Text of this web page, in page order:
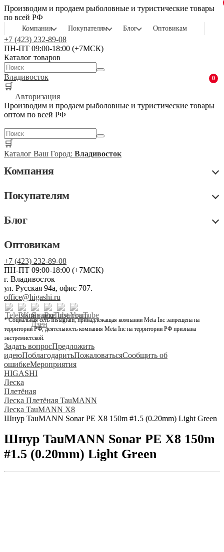
Производим и продаем рыболовные и туристические товары
по всей РФ
Компания Покупателям Блог Оптовикам
+7 (423) 232-89-08
ПН-ПТ 09:00-18:00 (+7МСК)
Каталог товаров
Владивосток
🛒
0
Авторизация
Производим и продаем рыболовные и туристические товары
оптом по всей РФ
🛒
Каталог Ваш Город: Владивосток
Компания
Покупателям
Блог
Оптовикам
+7 (423) 232-89-08
ПН-ПТ 09:00-18:00 (+7МСК)
г. Владивосток
ул. Русская 94а, офис 707.
office@higashi.ru
* Социальная сеть Instagram, принадлежащая компании Meta Inc запрещена на
территории РФ, деятельность компания Meta Inc на территории РФ признана
экстремистской.
Задать вопросПредложить
идеюПоблагодаритьПожаловатьсяСообщить об
ошибкеМероприятия
HIGASHI
Леска
Плетёная
Леска Плетёная TauMANN
Леска TauMANN X8
Шнур TauMANN Sonar PE X8 150m #1.5 (0.20mm) Light Green
Шнур TauMANN Sonar PE X8 150m
#1.5 (0.20mm) Light Green